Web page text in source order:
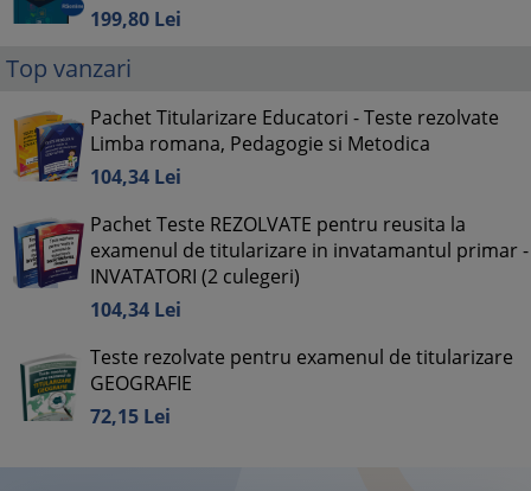
199,80 Lei
Top vanzari
Pachet Titularizare Educatori - Teste rezolvate
Limba romana, Pedagogie si Metodica
104,34 Lei
Pachet Teste REZOLVATE pentru reusita la
examenul de titularizare in invatamantul primar -
INVATATORI (2 culegeri)
104,34 Lei
Teste rezolvate pentru examenul de titularizare
GEOGRAFIE
72,15 Lei